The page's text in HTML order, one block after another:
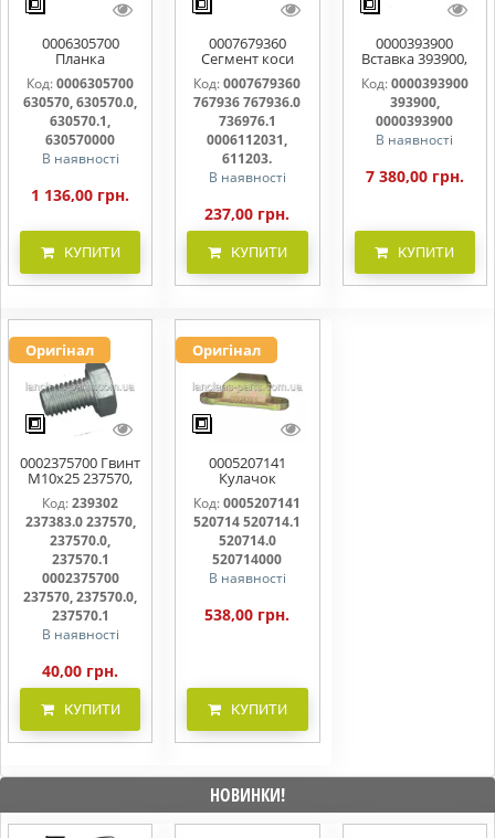
0006305700
Планка
направляюча
630570, 630570.0,
630570.1
Код:0006305700
630570, 630570.0,
630570.1,
630570000
В наявності
1 136,00 грн.
КУПИТИ
0007679360
Сегмент коси
767936 767936.0
767976.1
0006112031,
611203.
Код: 0007679360
767936 767936.0
736976.1
0006112031,
611203.
В наявності
237,00 грн.
КУПИТИ
0000393900
Вставка 393900,
0000393900
Код:0000393900
393900,
0000393900
В наявності
7 380,00 грн.
КУПИТИ
Оригінал
0002375700 Гвинт
M10x25 237570,
237570.0,
237570.1
Код:239302
237383.0 237570,
237570.0,
237570.1
0002375700
237570, 237570.0,
237570.1
В наявності
40,00 грн.
КУПИТИ
Оригінал
0005207141
Кулачок
ножовий,
прижим коси
520714, 520714.0
Код: 0005207141
520714 520714.1
520714.0
520714000
В наявності
538,00 грн.
КУПИТИ
НОВИНКИ!